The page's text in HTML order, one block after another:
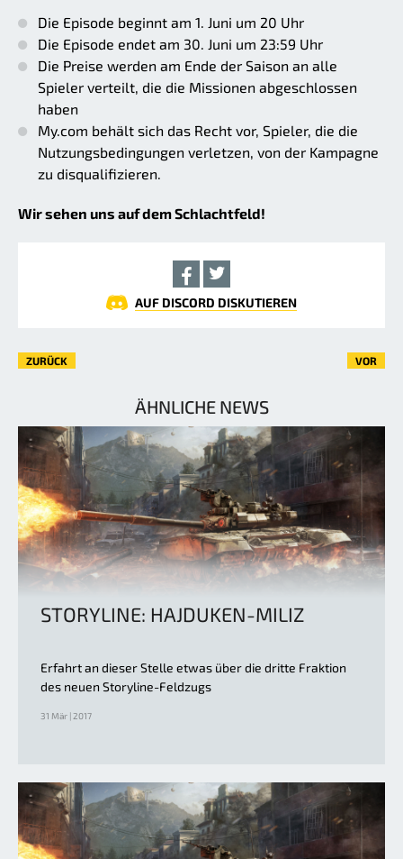
Die Episode beginnt am 1. Juni um 20 Uhr
Die Episode endet am 30. Juni um 23:59 Uhr
Die Preise werden am Ende der Saison an alle
Spieler verteilt, die die Missionen abgeschlossen
haben
My.com behält sich das Recht vor, Spieler, die die
Nutzungsbedingungen verletzen, von der Kampagne
zu disqualifizieren.
Wir sehen uns auf dem Schlachtfeld!
AUF DISCORD DISKUTIEREN
ZURÜCK VOR
ÄHNLICHE NEWS
STORYLINE: HAJDUKEN-MILIZ
Erfahrt an dieser Stelle etwas über die dritte Fraktion
des neuen Storyline-Feldzugs
31 Mär | 2017